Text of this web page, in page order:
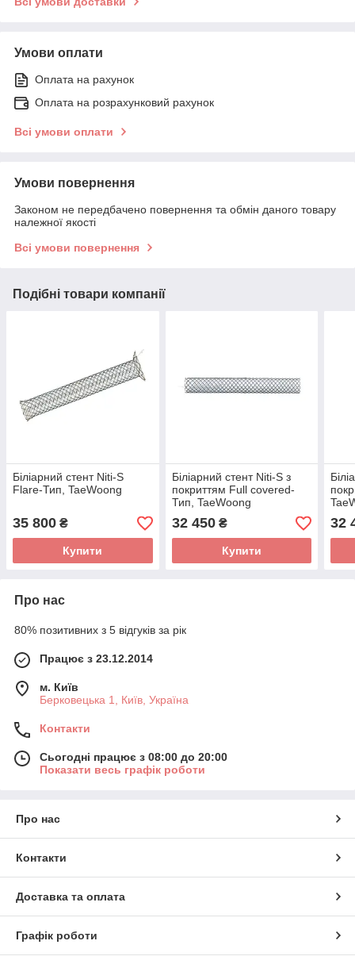
Умови оплати
Оплата на рахунок
Оплата на розрахунковий рахунок
Всі умови оплати
Умови повернення
Законом не передбачено повернення та обмін даного товару
належної якості
Всі умови повернення
Подібні товари компанії
Біліарний стент Niti-S
Flare-Тип, TaeWoong
35 800 ₴
Купити
Біліарний стент Niti-S з
покриттям Full covered-
Тип, TaeWoong
32 450₴
Купити
32
Про нас
80% позитивних з 5 відгуків за рік
Працює з 23.12.2014
м. Київ
Берковецька 1, Київ, Україна
Контакти
Сьогодні працює з 08:00 до 20:00
Показати весь графік роботи
Про нас
Контакти
Доставка та оплата
Графік роботи